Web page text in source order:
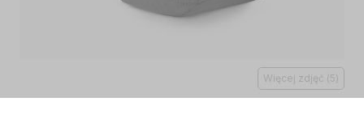
Więcej zdjęć (5 )